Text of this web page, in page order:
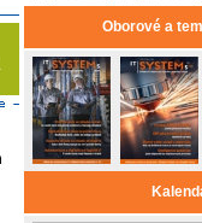
Oborové a